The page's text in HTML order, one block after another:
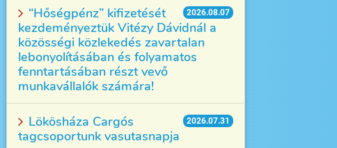
2026.08.07
“Hőségpénz” kifizetését
kezdeményeztük Vitézy Dávidnál a
közösségi közlekedés zavartalan
lebonyolításában és folyamatos
fenntartásában részt vevő
munkavállalók számára!
2026.07.31
Lökösháza Cargós
tagcsoportunk vasutasnapja